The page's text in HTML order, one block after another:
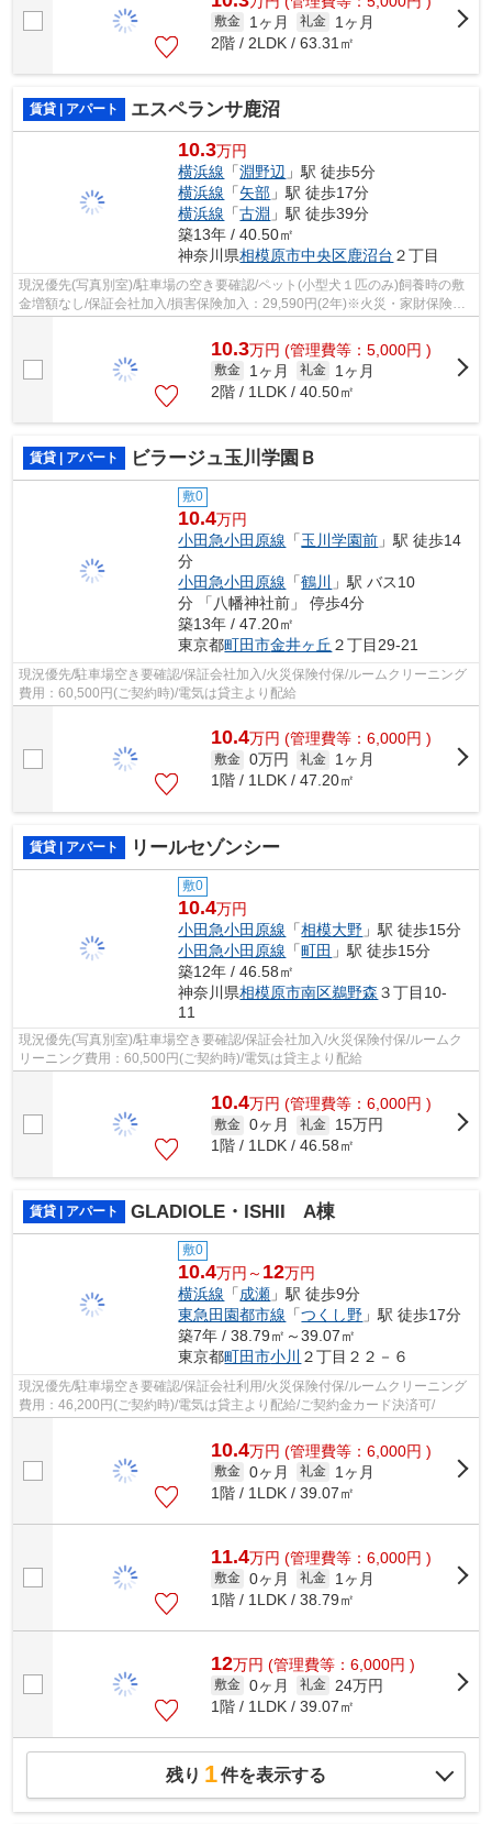
敷金 1ヶ月 礼金
1ヶ月
2階 / 2LDK / 63.31㎡
賃貸 | アパート エスペランサ鹿沼
10.3万円
横浜線 「淵野辺 」駅 徒歩5分
横浜線 「矢部 」駅 徒歩17分
横浜線 「古淵 」駅 徒歩39分
築13年 / 40.50㎡
神奈川県相模原市中央区鹿沼台 ２丁目
現況優先(写真別室)/駐車場の空き要確認/ペット(小型犬１匹のみ)飼養時の敷
金増額なし/保証会社加入/損害保険加入：29,590円(2年)※火災・家財保険、
10.3万円 (管理費等：5,000円 )
敷金 1ヶ月 礼金
1ヶ月
2階 / 1LDK / 40.50㎡
賃貸 | アパート ビラージュ玉川学園Ｂ
敷0
10.4万円
小田急小田原線 「玉川学園前 」駅 徒歩14
分
小田急小田原線 「鶴川
」駅 バス10
分 「八幡神社前」 停歩4分
築13年 / 47.20㎡
東京都町田市金井ヶ丘 ２丁目29-21
現況優先/駐車場空き要確認/保証会社加入/火災保険付保/ルームクリーニング
費用：60,500円(ご契約時)/電気は貸主より配給
10.4万円 (管理費等：6,000円 )
敷金 0万円 礼金
1ヶ月
1階 / 1LDK / 47.20㎡
賃貸 | アパート リールセゾンシー
敷0
10.4万円
小田急小田原線 「相模大野 」駅 徒歩15分
小田急小田原線 「町田 」駅 徒歩15分
築12年 / 46.58㎡
神奈川県相模原市南区鵜野森 ３丁目10-
11
現況優先(写真別室)/駐車場空き要確認/保証会社加入/火災保険付保/ルームク
リーニング費用：60,500円(ご契約時)/電気は貸主より配給
10.4万円 (管理費等：6,000円 )
敷金 0ヶ月 礼金
15万円
1階 / 1LDK / 46.58㎡
賃貸 | アパート GLADIOLE・ISHII A棟
敷0
10.4万円～ 12万円
横浜線 「成瀬 」駅 徒歩9分
東急田園都市線 「つくし野 」駅 徒歩17分
築7年 / 38.79㎡～39.07㎡
東京都町田市小川 ２丁目２２－６
現況優先/駐車場空き要確認/保証会社利用/火災保険付保/ルームクリーニング
費用：46,200円(ご契約時)/電気は貸主より配給/ご契約金カード決済可/
10.4万円 (管理費等：6,000円 )
敷金 0ヶ月 礼金
1ヶ月
1階 / 1LDK / 39.07㎡
11.4万円 (管理費等：6,000円 )
敷金 0ヶ月 礼金
1ヶ月
1階 / 1LDK / 38.79㎡
12万円 (管理費等：6,000円 )
敷金 0ヶ月 礼金
24万円
1階 / 1LDK / 39.07㎡
残り 1件を表示する